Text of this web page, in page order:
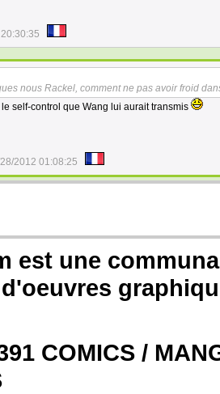
nous Rackel, comment ne pas avoir froid
le self-control que Wang lui aurait transmis
2012 01:08:25
est une
COMICS /